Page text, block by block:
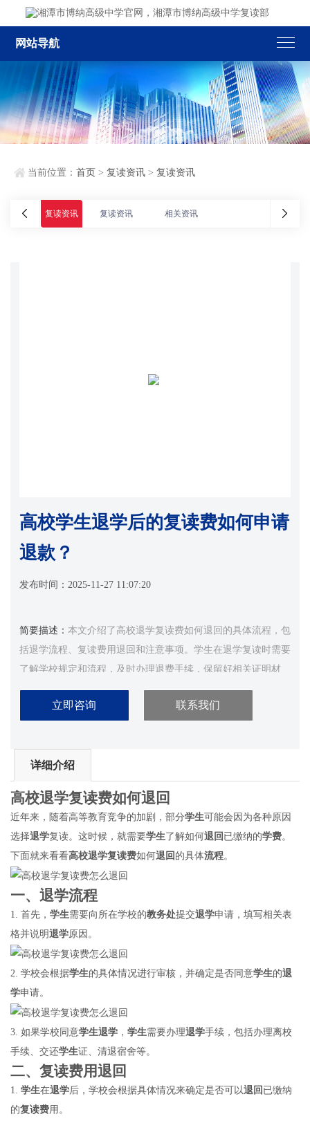
网站导航
当前位置：首页 >复读资讯 >复读资讯
复读资讯 复读资讯 相关资讯
高校学生退学后的复读费如何申请
退款？
发布时间： 2025-11-27 11:07:20
简要描述： 本文介绍了高校退学复读费如何退回的具体流程，包
括退学流程、复读费用退回和注意事项。学生在退学复读时需要
了解学校规定和流程，及时办理退费手续，保留好相关证明材
料。...
立即咨询 联系我们
详细介绍
高校退学复读费如何退回
近年来，随着高等教育竞争的加剧，部分学生可能会因为各种原因
选择退学复读。这时候，就需要学生了解如何退回 已缴纳的学费。
下面就来看看高校退学复读费如何退回 的具体流程。
一、退学流程
1. 首先，学生需要向所在学校的教务处提交退学申请，填写相关表
格并说明退学原因。
2. 学校会根据学生的具体情况进行审核，并确定是否同意学生的退
学申请。
3. 如果学校同意学生退学 ，学生需要办理退学手续，包括办理离校
手续、交还学生证、清退宿舍等。
二、复读费用退回
1.学生在退学后，学校会根据具体情况来确定是否可以退回 已缴纳
的复读费用。